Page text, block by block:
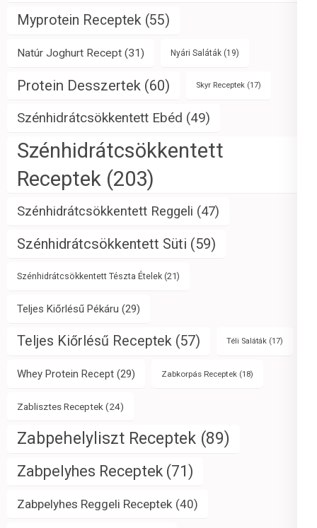
Myprotein Receptek (55)
Natúr Joghurt Recept (31) Nyári Saláták (19)
Protein Desszertek (60) Skyr Receptek (17)
Szénhidrátcsökkentett Ebéd (49)
Szénhidrátcsökkentett
Receptek (203)
Szénhidrátcsökkentett Reggeli (47)
Szénhidrátcsökkentett Süti (59)
Szénhidrátcsökkentett Tészta Ételek (21)
Teljes Kiőrlésű Pékáru (29)
Teljes Kiőrlésű Receptek (57) Téli Saláták (17)
Whey Protein Recept (29) Zabkorpás Receptek (18)
Zablisztes Receptek (24)
Zabpehelyliszt Receptek (89)
Zabpelyhes Receptek (71)
Zabpelyhes Reggeli Receptek (40)